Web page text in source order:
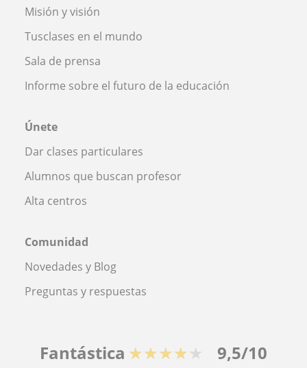
Misión y visión
Tusclases en el mundo
Sala de prensa
Informe sobre el futuro de la educación
Únete
Dar clases particulares
Alumnos que buscan profesor
Alta centros
Comunidad
Novedades y Blog
Preguntas y respuestas
Fantástica ★★★★★ 9,5/10